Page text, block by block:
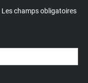
Les champs obligatoires